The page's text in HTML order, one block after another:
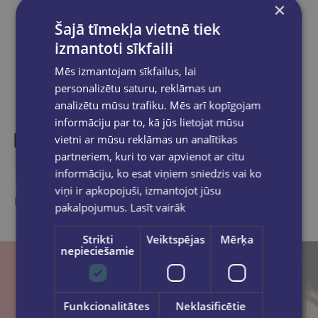
Līdzīgas preces
Ieskaties, varbūt noder
×
Šajā tīmekļa vietnē tiek
izmantoti sīkfaili
Mēs izmantojam sīkfailus, lai
personalizētu saturu, reklāmas un
analizētu mūsu trafiku. Mēs arī kopīgojam
informāciju par to, kā jūs lietojat mūsu
vietni ar mūsu reklāmas un analītikas
partneriem, kuri to var apvienot ar citu
informāciju, ko esat viņiem sniedzis vai ko
viņi ir apkopojuši, izmantojot jūsu
pakalpojumus. Lasīt vairāk
Strikti
nepieciešamie
Veiktspējas Mērķa
Funkcionalitātes Neklasificētie